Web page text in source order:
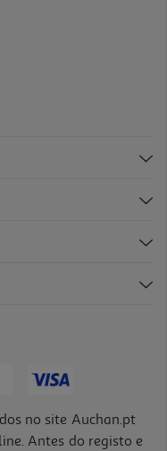
no site Auchan.pt
Antes do registo e